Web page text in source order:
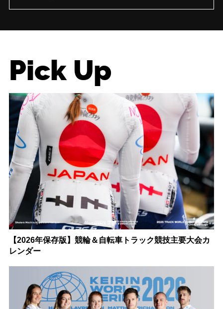
Pick Up
【2026年保存版】競輪＆自転車トラック競技主要大会カ
レンダー